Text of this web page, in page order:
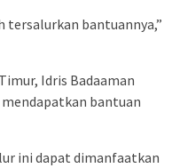
tersalurkan bantuannya,”
Idris Badaaman
bantuan
ini dapat dimanfaatkan